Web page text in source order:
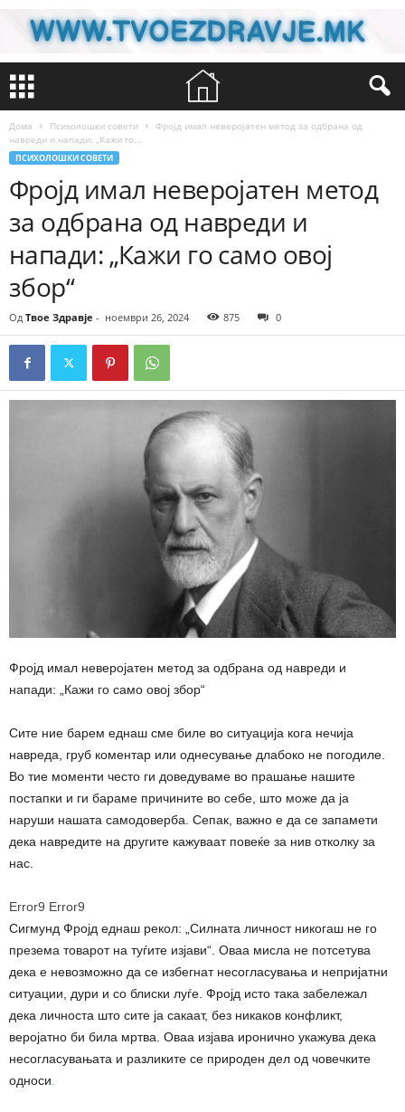
Дома Психолошки совети
Фројд имал неверојатен метод за одбрана од
навреди и напади: „Кажи го...
ПСИХОЛОШКИ СОВЕТИ
Фројд имал неверојатен метод
за одбрана од навреди и
напади: „Кажи го само овој
збор“
Од Твое Здравје - ноември 26, 2024 875 0
Фројд имал неверојатен метод за одбрана од навреди и
напади: „Кажи го само овој збор“
Сите ние барем еднаш сме биле во ситуација кога нечија
навреда, груб коментар или однесување длабоко не погодиле.
Во тие моменти често ги доведуваме во прашање нашите
постапки и ги бараме причините во себе, што може да ја
наруши нашата самодоверба. Сепак, важно е да се запамети
дека навредите на другите кажуваат повеќе за нив отколку за
нас.
Error9 Error9
Сигмунд Фројд еднаш рекол: „Силната личност никогаш не го
презема товарот на туѓите изјави“. Оваа мисла не потсетува
дека е невозможно да се избегнат несогласувања и непријатни
ситуации, дури и со блиски луѓе. Фројд исто така забележал
дека личноста што сите ја сакаат, без никаков конфликт,
веројатно би била мртва. Оваа изјава иронично укажува дека
несогласувањата и разликите се природен дел од човечките
односи